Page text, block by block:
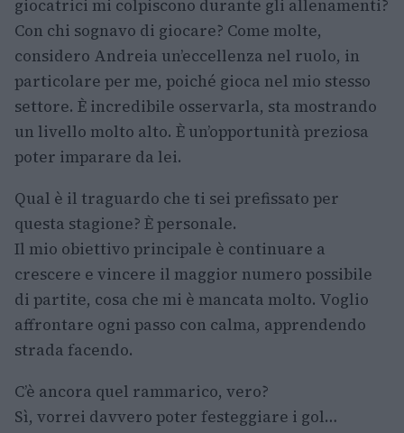
giocatrici mi colpiscono durante gli allenamenti?
Con chi sognavo di giocare? Come molte,
considero Andreia un’eccellenza nel ruolo, in
particolare per me, poiché gioca nel mio stesso
settore. È incredibile osservarla, sta mostrando
un livello molto alto. È un’opportunità preziosa
poter imparare da lei.
Qual è il traguardo che ti sei prefissato per
questa stagione? È personale.
Il mio obiettivo principale è continuare a
crescere e vincere il maggior numero possibile
di partite, cosa che mi è mancata molto. Voglio
affrontare ogni passo con calma, apprendendo
strada facendo.
C’è ancora quel rammarico, vero?
Sì, vorrei davvero poter festeggiare i gol…